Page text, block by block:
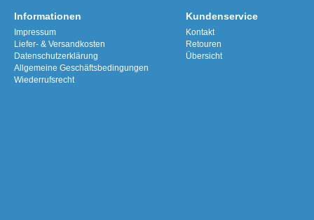
Informationen
Impressum
Liefer- & Versandkosten
Datenschutzerklärung
Allgemeine Geschäftsbedingungen
Wiederrufsrecht
Kundenservice
Kontakt
Retouren
Übersicht